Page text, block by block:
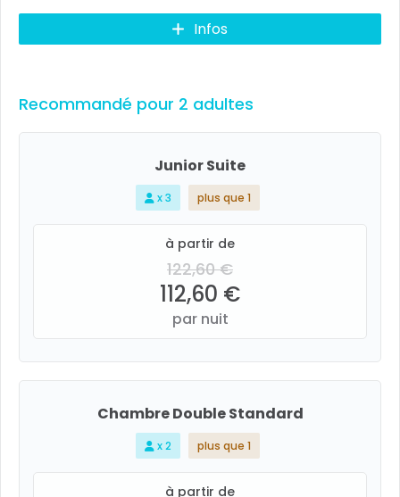
Infos
Recommandé pour 2 adultes
Junior Suite
x 3 plus que 1
à partir de
122,60 €
112,60 €
par nuit
Chambre Double Standard
x 2 plus que 1
à partir de